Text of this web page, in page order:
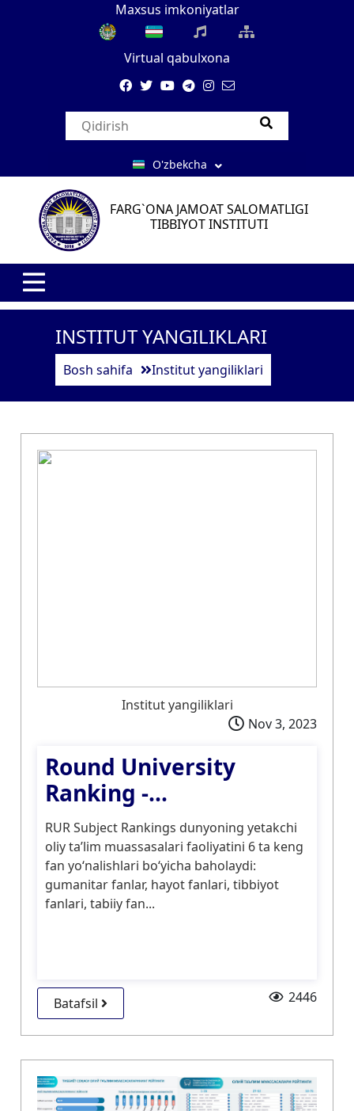
Maxsus imkoniyatlar
Virtual qabulxona
O'zbekcha
FARG`ONA JAMOAT SALOMATLIGI
TIBBIYOT INSTITUTI
INSTITUT YANGILIKLARI
Bosh sahifa Institut yangiliklari
Institut yangiliklari
Nov 3, 2023
Round University
Ranking -...
RUR Subject Rankings dunyoning yetakchi
oliy taʼlim muassasalari faoliyatini 6 ta keng
fan yoʻnalishlari boʻyicha baholaydi:
gumanitar fanlar, hayot fanlari, tibbiyot
fanlari, tabiiy fan...
Batafsil 2446